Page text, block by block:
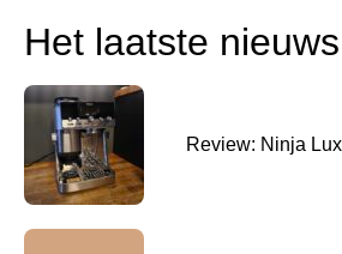
Het laatste nieuws
Review: Ninja